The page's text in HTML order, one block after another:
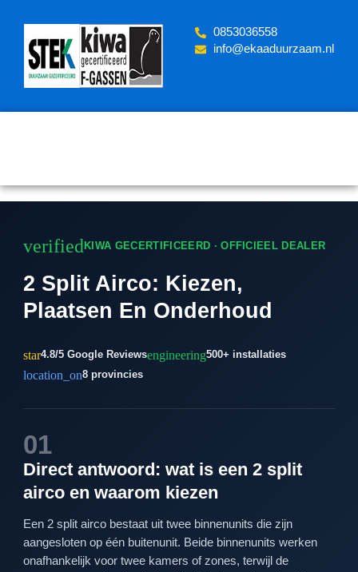
content
‪0853036558
info@ekaaduurzaam.nl
verified KIWA GECERTIFICEERD · OFFICIEEL DEALER
2 Split Airco: Kiezen,
Plaatsen En Onderhoud
star4.8/5 Google Reviewsengineering500+ installaties
location_on8 provincies
01
Direct antwoord: wat is een 2 split
airco en waarom kiezen
Een 2 split airco bestaat uit twee binnenunits die zijn
aangesloten op één buitenunit. Beide binnenunits werken
onafhankelijk voor twee kamers of zones, terwijl de